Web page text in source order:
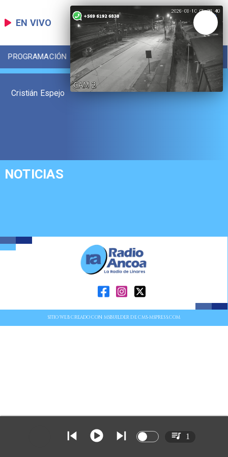
EN VIVO
PROGRAMACIÓN LOCAL DEPORTES
Cristián Espejo
NOTICIAS
SITIO WEB CREADO CON MSBUILDER DE CMS-MSPRESS.COM
1